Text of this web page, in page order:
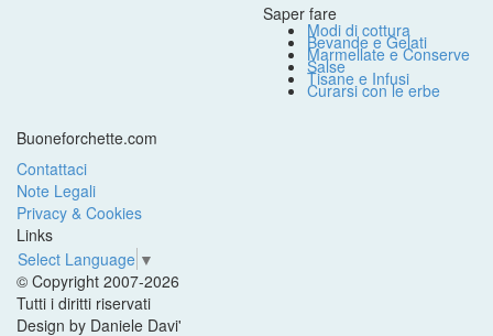
Saper fare
Modi di cottura
Bevande e Gelati
Marmellate e Conserve
Salse
Tisane e Infusi
Curarsi con le erbe
Buoneforchette.com
Contattaci
Note Legali
Privacy & Cookies
Links
Select Language ▼
© Copyright 2007-2026
Tutti i diritti riservati
Design by Daniele Davi'